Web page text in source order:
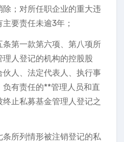
；对所任职企业的重大违
要责任未逾3年；
条第一款第六项、第八项所
人登记的机构的控股股
人、法定代表人、执行事
有责任的**管理人员和直
止私募基金管理人登记之
条所列情形被注销登记的私